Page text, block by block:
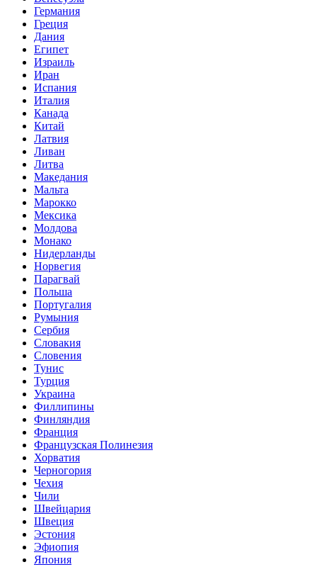
Германия
Греция
Дания
Египет
Израиль
Иран
Испания
Италия
Канада
Китай
Латвия
Ливан
Литва
Македания
Мальта
Марокко
Мексика
Молдова
Монако
Нидерланды
Норвегия
Парагвай
Польша
Португалия
Румыния
Сербия
Словакия
Словения
Тунис
Турция
Украина
Филлипины
Финляндия
Франция
Французская Полинезия
Хорватия
Черногория
Чехия
Чили
Швейцария
Швеция
Эстония
Эфиопия
Япония